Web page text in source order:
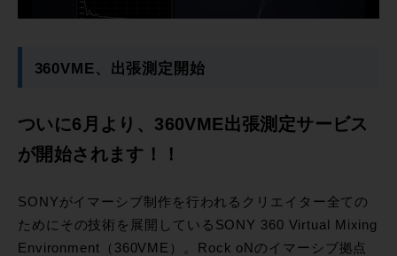
360VME、出張測定開始
ついに6月より、360VME出張測定サービス
が開始されます！！
SONYがイマーシブ制作を行われるクリエイター全ての
ためにその技術を展開しているSONY 360 Virtual Mixing
Environment（360VME）。Rock oNのイマーシブ拠点